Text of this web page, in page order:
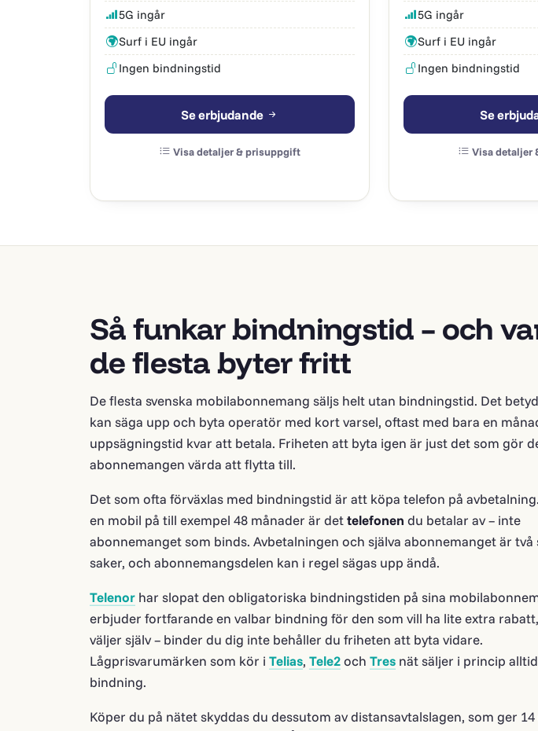
5G ingår
Surf i EU ingår
Ingen bindningstid
Se erbjudande
Visa detaljer & prisuppgift
5G ingår
Surf i EU ingår
Ingen bindningstid
Se
Visa detaljer
Så funkar bindningstid – och
de flesta byter fritt
De flesta svenska mobilabonnemang säljs helt utan bindningstid. Det
kan säga upp och byta operatör med kort varsel, oftast med bara en
uppsägningstid kvar att betala. Friheten att byta igen är just det som gör
abonnemangen värda att flytta till.
Det som ofta förväxlas med bindningstid är att köpa telefon på
en mobil på till exempel 48 månader är dettelefonen du betalar av – inte
abonnemanget som binds. Avbetalningen och själva abonnemanget är två
saker, och abonnemangsdelen kan i regel sägas upp ändå.
Telenor har slopat den obligatoriska bindningstiden på sina
erbjuder fortfarande en valbar bindning för den som vill ha lite extra
väljer själv – binder du dig inte behåller du friheten att byta vidare.
Lågprisvarumärken som kör i Telias, Tele2och Tres nät säljer i princip
bindning.
Köper du på nätet skyddas du dessutom av distansavtalslagen, som ger